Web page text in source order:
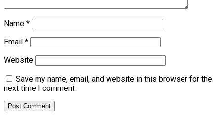
Name *
Email *
Website
Save my name, email, and website in this browser for the
next time I comment.